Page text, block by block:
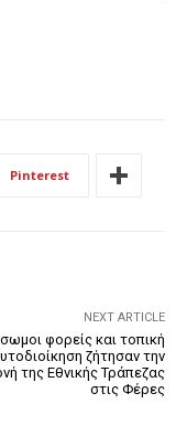
Pinterest
NEXT ARTICLE
φορείς και τοπική
ζήτησαν την
της Εθνικής Τράπεζας
στις Φέρες